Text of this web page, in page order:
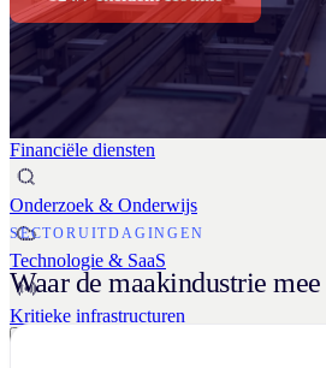
Overheid
Retail & E-commerce
Financiële diensten
Onderzoek & Onderwijs
Technologie & SaaS
Kritieke infrastructuren
SECTORUITDAGINGEN
Waar de maakindustrie